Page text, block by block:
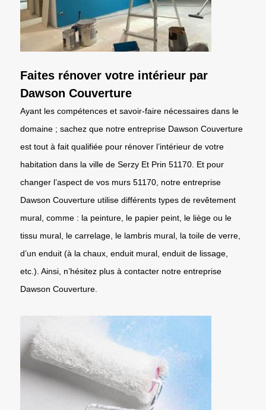
Faites rénover votre intérieur par
Dawson Couverture
Ayant les compétences et savoir-faire nécessaires dans le
domaine ; sachez que notre entreprise Dawson Couverture
est tout à fait qualifiée pour rénover l’intérieur de votre
habitation dans la ville de Serzy Et Prin 51170. Et pour
changer l’aspect de vos murs 51170, notre entreprise
Dawson Couverture utilise différents types de revêtement
mural, comme : la peinture, le papier peint, le liège ou le
tissu mural, le carrelage, le lambris mural, la toile de verre,
d’un enduit (à la chaux, enduit mural, enduit de lissage,
etc.). Ainsi, n’hésitez plus à contacter notre entreprise
Dawson Couverture.